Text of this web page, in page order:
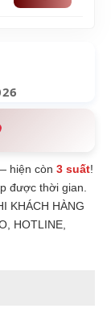
hiện còn3 suất!
được thời gian.
KHÁCH HÀNG
HOTLINE,